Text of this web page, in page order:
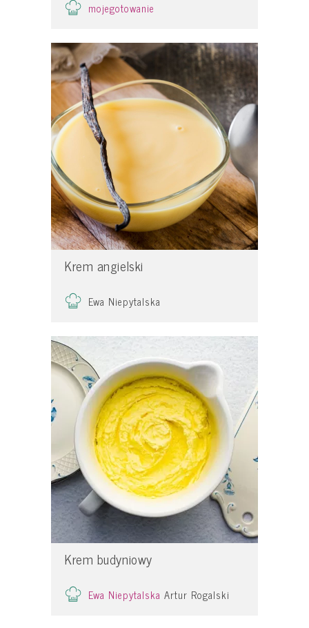
mojegotowanie
Krem angielski
Ewa Niepytalska
Krem budyniowy
Ewa Niepytalska Artur Rogalski